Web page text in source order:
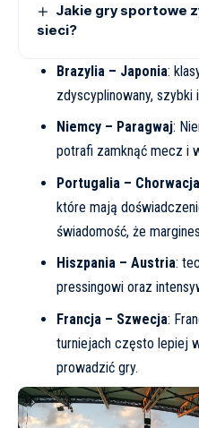
Jakie gry sportowe
sieci?
Brazylia – Japonia:
zdyscyplinowany, szybki
Niemcy – Paragwaj:
potrafi zamknąć mecz i
Portugalia – Chorwacja
które mają
świadomość, że
Hiszpania – Austria:
pressingowi oraz
Francja – Szwecja:
turniejach często lepiej
prowadzić gry.